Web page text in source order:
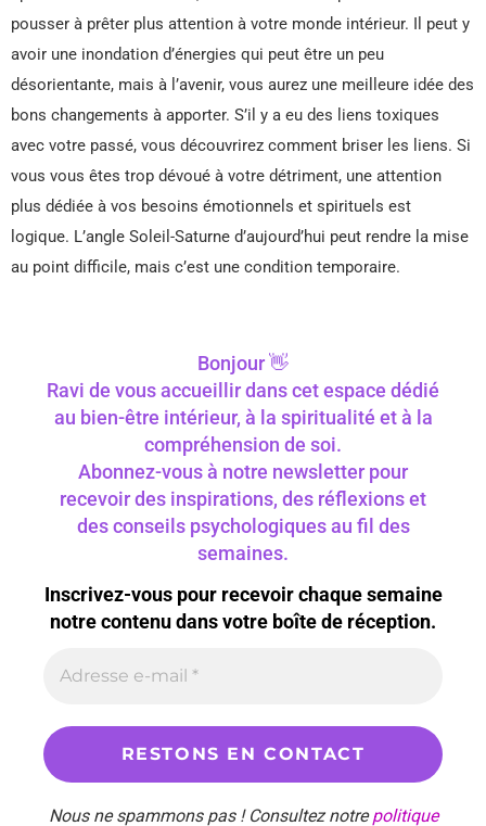
pousser à prêter plus attention à votre monde intérieur. Il peut y
avoir une inondation d’énergies qui peut être un peu
désorientante, mais à l’avenir, vous aurez une meilleure idée des
bons changements à apporter. S’il y a eu des liens toxiques
avec votre passé, vous découvrirez comment briser les liens. Si
vous vous êtes trop dévoué à votre détriment, une attention
plus dédiée à vos besoins émotionnels et spirituels est
logique. L’angle Soleil-Saturne d’aujourd’hui peut rendre la mise
au point difficile, mais c’est une condition temporaire.
Bonjour 👋
Ravi de vous accueillir dans cet espace dédié
au bien-être intérieur, à la spiritualité et à la
compréhension de soi.
Abonnez-vous à notre newsletter pour
recevoir des inspirations, des réflexions et
des conseils psychologiques au fil des
semaines.
Inscrivez-vous pour recevoir chaque semaine
notre contenu dans votre boîte de réception.
Nous ne spammons pas ! Consultez notrepolitique